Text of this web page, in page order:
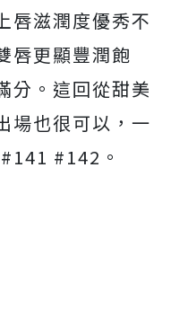
唇滋潤度優秀不
唇更顯豐潤飽
分。這回從甜美
場也很可以，一
#142。